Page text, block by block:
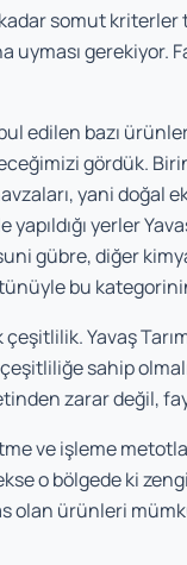
somut
uyması gerekiyor.
edilen bazı
gördük.
yani doğal
yapıldığı yerler
gübre, diğer
bu
Yavaş
sahip
zarar değil,
ve işleme
o bölgede ki
olan ürünleri